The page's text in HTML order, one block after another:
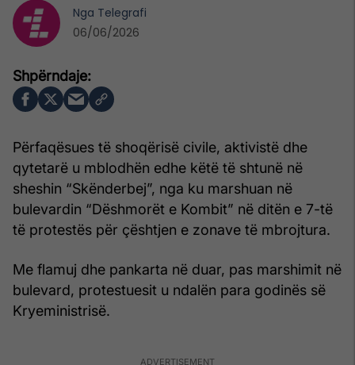
Përfaqësues të shoqërisë civile, aktivistë dhe
qytetarë u mblodhën edhe këtë të shtunë në
sheshin “Skënderbej”, nga ku marshuan në
bulevardin “Dëshmorët e Kombit” në ditën e 7-të
të protestës për çështjen e zonave të mbrojtura.
Me flamuj dhe pankarta në duar, pas marshimit në
bulevard, protestuesit u ndalën para godinës së
Kryeministrisë.
Nga Telegrafi
06/06/2026